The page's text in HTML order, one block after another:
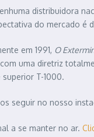
distribuidora
do mercado é
em 1991, O
uma diretriz
T-1000.
seguir no nosso
a se manter no ar.